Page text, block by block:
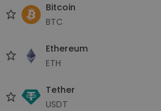
Bitcoin
BTC
Ethereum
ETH
Tether
USDT